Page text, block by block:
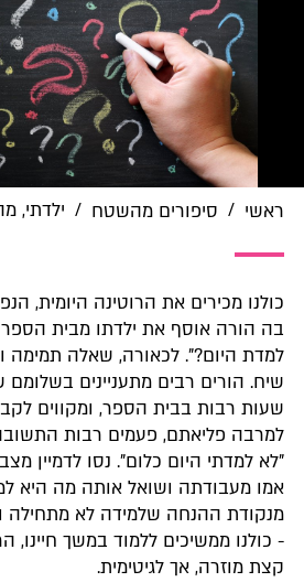
ראשי / סיפורים מהשטח / ילדתי,
כולנו מכירים את הרוטינה היומית,
בה הורה אוסף את ילדתו מבית
למדת היום?". לכאורה, שאלה תמימה
שיח. הורים רבים מתעניינים
שעות רבות בבית הספר, ומקווים
למרבה פליאתם, פעמים רבות
"לא למדתי היום כלום". נסו לדמיין
אמו מעבודתה ושואל אותה מה היא
מנקודת ההנחה שלמידה לא מתחילה
- כולנו ממשיכים ללמוד במשך חיינו,
קצת מוזרה, אך לגיטימית.